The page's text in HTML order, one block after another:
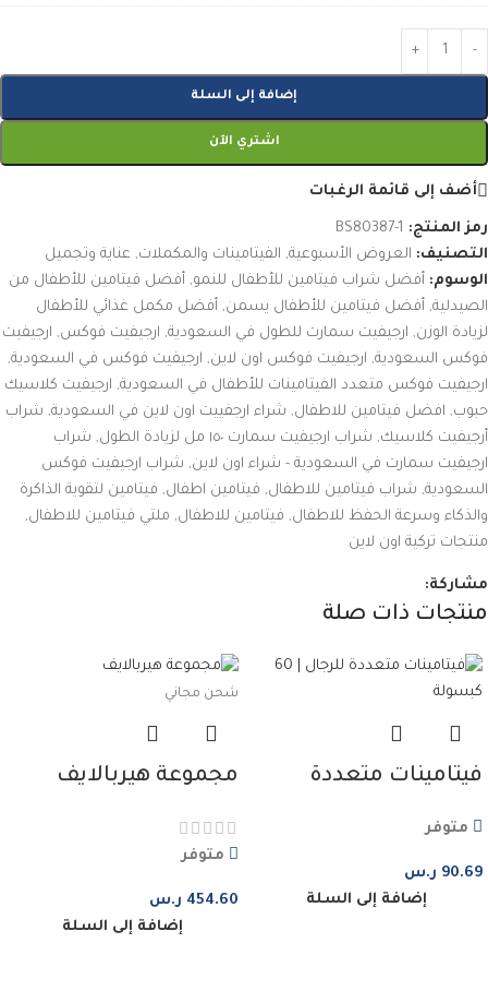
إضافة إلى السلة
اشتري الآن
أضف إلى قائمة الرغبات
رمز المنتج: BS80387-1
التصنيف: العروض الأسبوعية, الفيتامينات والمكملات, عناية وتجميل
الوسوم: أفضل شراب فيتامين للأطفال للنمو, أفضل فيتامين للأطفال من
الصيدلية, أفضل فيتامين للأطفال يسمن, أفضل مكمل غذائي للأطفال
لزيادة الوزن, ارجيفيت سمارت للطول في السعودية, ارجيفيت فوكس, ارجيفيت
فوكس السعودية, ارجيفيت فوكس اون لاين, ارجيفيت فوكس في السعودية,
ارجيفيت فوكس متعدد الفيتامينات للأطفال في السعودية, ارجيفيت كلاسيك
حبوب, افضل فيتامين للاطفال, شراء ارجفييت اون لاين في السعودية, شراب
أرجيفيت كلاسيك, شراب ارجيفيت سمارت ١٥٠ مل لزيادة الطول , شراب
ارجيفيت سمارت في السعودية - شراء اون لاين, شراب ارجيفيت فوكس
السعودية, شراب فيتامين للاطفال, فيتامين اطفال, فيتامين لتقوية الذاكرة
والذكاء وسرعة الحفظ للاطفال, فيتامين للاطفال, ملتي فيتامين للاطفال,
منتجات تركية اون لاين
مشاركة:
منتجات ذات صلة
فيتامينات متعددة
نيتشر سوبريم
متوفر
90.69 ر.س
إضافة إلى السلة
شحن مجاني
مجموعة هيربالايف
متوفر
454.60 ر.س
إضافة إلى السلة